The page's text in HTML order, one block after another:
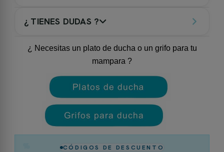
¿ TIENES DUDAS ?
¿ Necesitas un plato de ducha o un grifo para tu
mampara ?
CÓDIGOS DE DESCUENTO